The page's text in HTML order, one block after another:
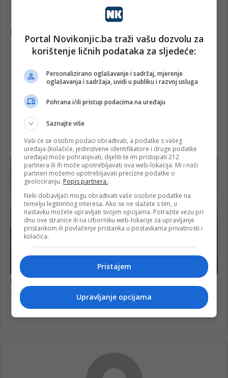
Portal Novikonjic.ba traži vašu dozvolu za
korištenje ličnih podataka za sljedeće:
Personalizirano oglašavanje i sadržaj, mjerenje
oglašavanja i sadržaja, uvidi u publiku i razvoj usluga
Pohrana i/ili pristup podacima na uređaju
Saznajte više
Vaši će se osobni podaci obrađivati, a podatke s vašeg
uređaja (kolačiće, jedinstvene identifikatore i druge podatke
uređaja) može pohranjivati, dijeliti te im pristupati 212
partnera ili ih može upotrebljavati ova web-lokacija. Mi i naši
partneri možemo upotrebljavati precizne podatke o
geolociranju. Popis partnera.
Neki dobavljači mogu obrađivati vaše osobne podatke na
temelju legitimnog interesa. Ako se ne slažete s tim, u
nastavku možete upravljati svojim opcijama. Potražite vezu pri
dnu ove stranice ili na izborniku web-lokacije za upravljanje
pristankom ili povlačenje pristanka u postavkama privatnosti i
kolačića.
Pristajem
Upravljanje opcijama